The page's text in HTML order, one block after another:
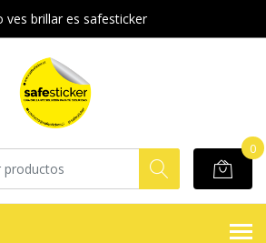
ves brillar es safesticker
0